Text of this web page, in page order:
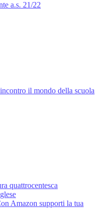
a.s. 21/22
il mondo della scuola
quattrocentesca
Amazon supporti la tua